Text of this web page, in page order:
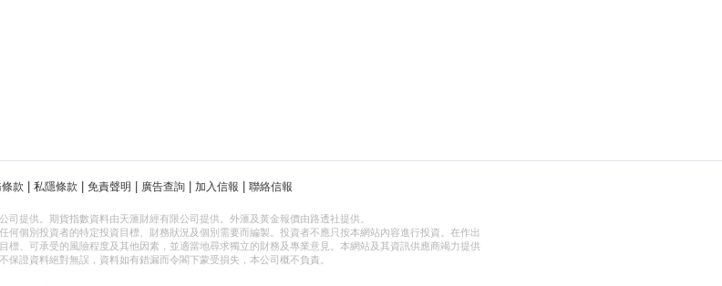
款 私隱條款 免責聲明 廣告查詢 加入信報 聯絡信報
司提供。期貨指數資料由天滙財經有限公司提供。外滙及黃金報價由路透社提供。
何個別投資者的特定投資目標、財務狀況及個別需要而編製。投資者不應只按本網站內容進行投資。在作出
標、可承受的風險程度及其他因素，並適當地尋求獨立的財務及專業意見。本網站及其資訊供應商竭力提供
保證資料絕對無誤，資料如有錯漏而令閣下蒙受損失，本公司概不負責。